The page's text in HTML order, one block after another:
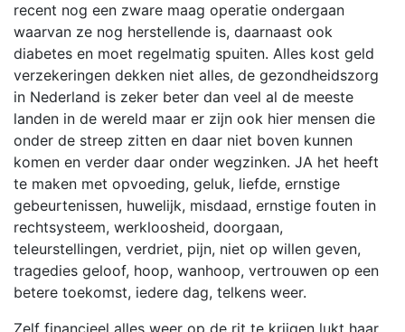
recent nog een zware maag operatie ondergaan
waarvan ze nog herstellende is, daarnaast ook
diabetes en moet regelmatig spuiten. Alles kost geld
verzekeringen dekken niet alles, de gezondheidszorg
in Nederland is zeker beter dan veel al de meeste
landen in de wereld maar er zijn ook hier mensen die
onder de streep zitten en daar niet boven kunnen
komen en verder daar onder wegzinken. JA het heeft
te maken met opvoeding, geluk, liefde, ernstige
gebeurtenissen, huwelijk, misdaad, ernstige fouten in
rechtsysteem, werkloosheid, doorgaan,
teleurstellingen, verdriet, pijn, niet op willen geven,
tragedies geloof, hoop, wanhoop, vertrouwen op een
betere toekomst, iedere dag, telkens weer.